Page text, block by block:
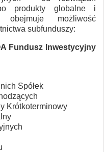
produkty globalne i
możliwość
subfunduszy:
Fundusz Inwestycyjny
Spółek
Krótkoterminowy